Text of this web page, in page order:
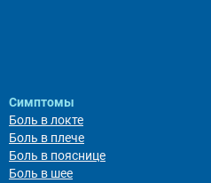
Симптомы
Боль в локте
Боль в плече
Боль в пояснице
Боль в шее